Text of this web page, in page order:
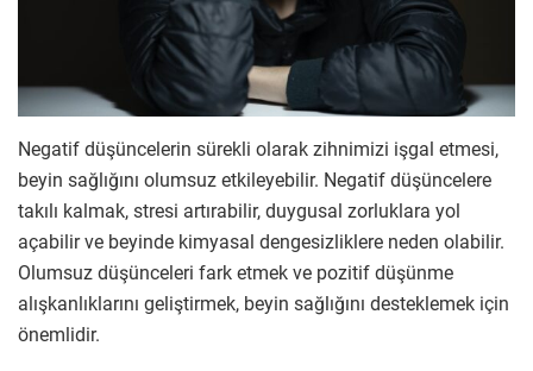
Negatif düşüncelerin sürekli olarak zihnimizi işgal etmesi,
beyin sağlığını olumsuz etkileyebilir. Negatif düşüncelere
takılı kalmak, stresi artırabilir, duygusal zorluklara yol
açabilir ve beyinde kimyasal dengesizliklere neden olabilir.
Olumsuz düşünceleri fark etmek ve pozitif düşünme
alışkanlıklarını geliştirmek, beyin sağlığını desteklemek için
önemlidir.